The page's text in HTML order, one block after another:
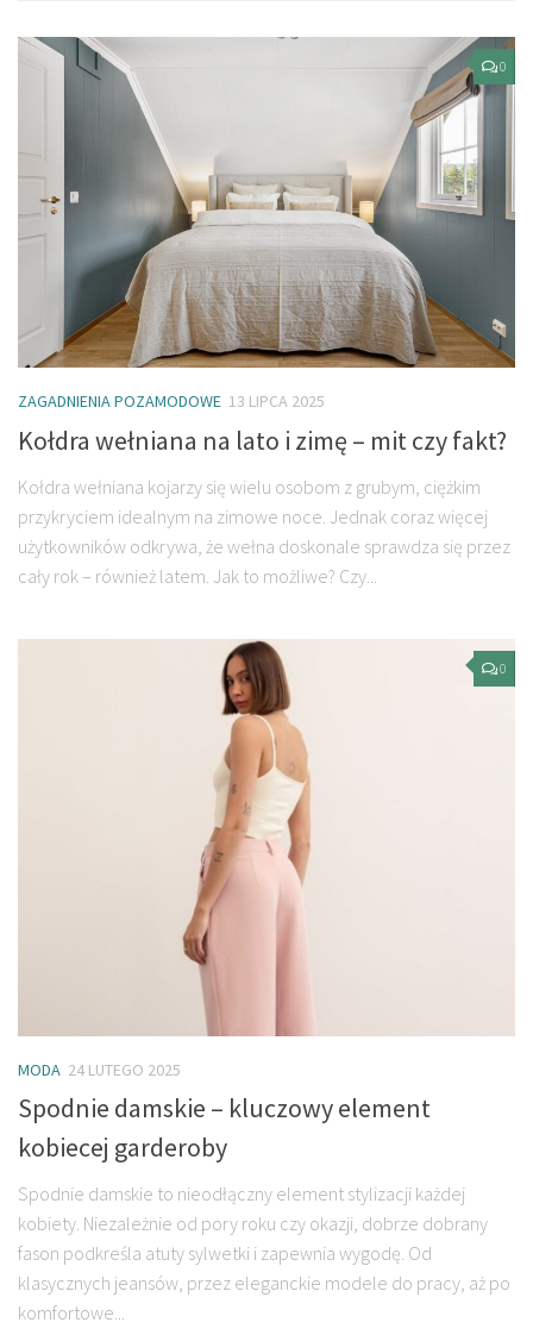
0
ZAGADNIENIA POZAMODOWE 13 LIPCA 2025
Kołdra wełniana na lato i zimę – mit czy fakt?
Kołdra wełniana kojarzy się wielu osobom z grubym, ciężkim
przykryciem idealnym na zimowe noce. Jednak coraz więcej
użytkowników odkrywa, że wełna doskonale sprawdza się przez
cały rok – również latem. Jak to możliwe? Czy...
0
MODA 24 LUTEGO 2025
Spodnie damskie – kluczowy element
kobiecej garderoby
Spodnie damskie to nieodłączny element stylizacji każdej
kobiety. Niezależnie od pory roku czy okazji, dobrze dobrany
fason podkreśla atuty sylwetki i zapewnia wygodę. Od
klasycznych jeansów, przez eleganckie modele do pracy, aż po
komfortowe...